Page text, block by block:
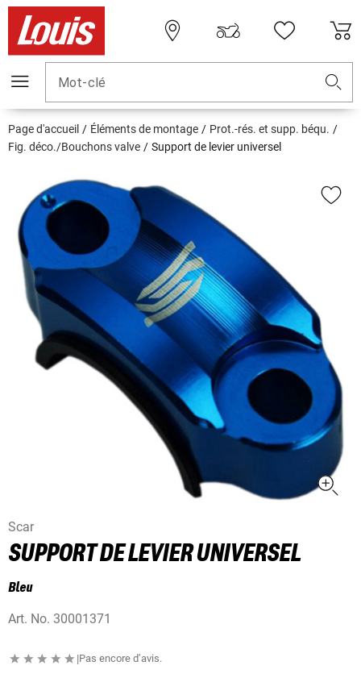
Mot-clé
Page d'accueil Éléments de montage
Prot.-rés. et supp. béqu.
Fig. déco./Bouchons valve
Support de levier universel
Scar
SUPPORT DE LEVIER UNIVERSEL
Bleu
Art. No. 30001371
|Pas encore d’avis.